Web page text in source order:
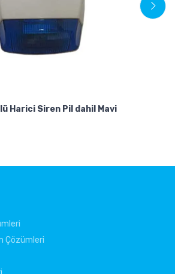
Harici Siren Pil dahil Mavi
Çözümleri